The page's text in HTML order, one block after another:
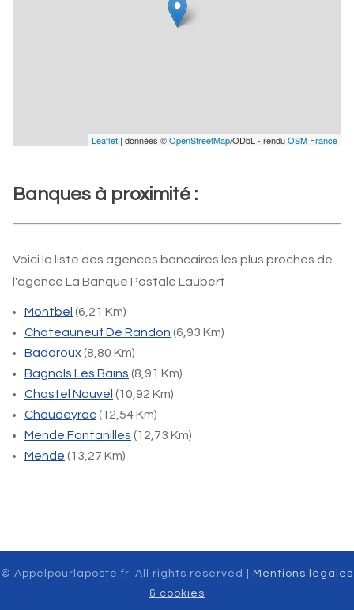
Leaflet | données ©OpenStreetMap/ODbL - renduOSM France
Banques à proximité :
Voici la liste des agences bancaires les plus proches de
l'agence La Banque Postale Laubert
Montbel (6,21 Km)
Chateauneuf De Randon (6,93 Km)
Badaroux(8,80 Km)
Bagnols Les Bains (8,91 Km)
Chastel Nouvel (10,92 Km)
Chaudeyrac(12,54 Km)
Mende Fontanilles (12,73 Km)
Mende (13,27 Km)
© Appelpourlaposte.fr. All rights reserved |
Mentions légales
& cookies